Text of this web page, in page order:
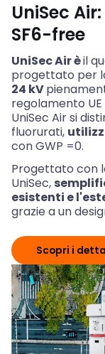
UniSec
SF6-free
UniSec Air èil
progettato per
24 kV
regolamento
UniSec Air si
fluorurati,
con GWP =0.
Progettato con
UniSec,
esistenti e
grazie a un
Scopri i